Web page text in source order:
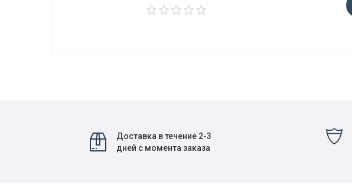
Доставка в течение 2-3
дней с момента заказа